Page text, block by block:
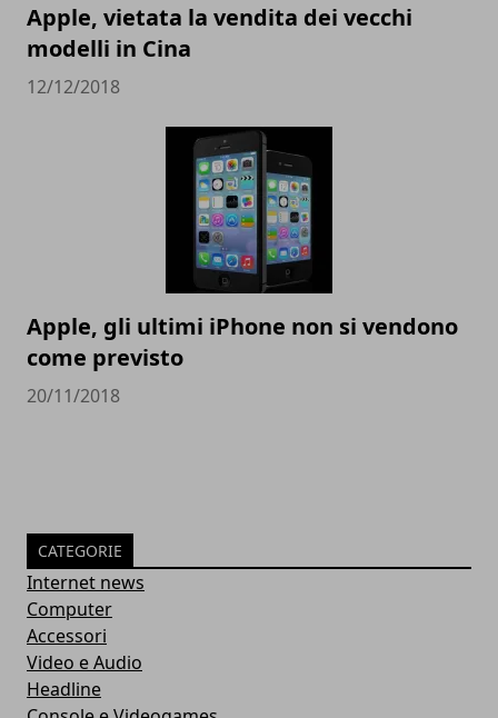
Apple, vietata la vendita dei vecchi
modelli in Cina
12/12/2018
Apple, gli ultimi iPhone non si vendono
come previsto
20/11/2018
CATEGORIE
Internet news
Computer
Accessori
Video e Audio
Headline